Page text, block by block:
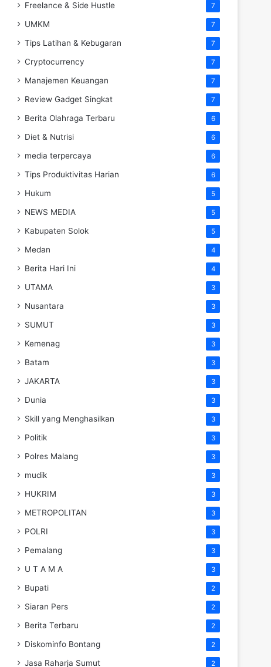
Freelance & Side Hustle 7
UMKM 7
Tips Latihan & Kebugaran 7
Cryptocurrency 7
Manajemen Keuangan 7
Review Gadget Singkat 7
Berita Olahraga Terbaru 6
Diet & Nutrisi 6
media terpercaya 6
Tips Produktivitas Harian 6
Hukum 5
NEWS MEDIA 5
Kabupaten Solok 5
Medan 4
Berita Hari Ini 4
UTAMA 3
Nusantara 3
SUMUT 3
Kemenag 3
Batam 3
JAKARTA 3
Dunia 3
Skill yang Menghasilkan 3
Politik 3
Polres Malang 3
mudik 3
HUKRIM 3
METROPOLITAN 3
POLRI 3
Pemalang 3
U T A M A 3
Bupati 2
Siaran Pers 2
Berita Terbaru 2
Diskominfo Bontang 2
Jasa Raharja Sumut 2